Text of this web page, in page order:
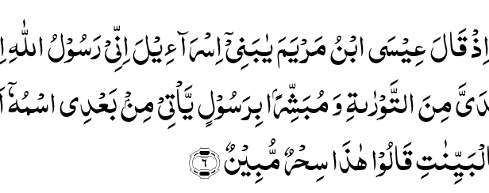
قَالَ عِیۡسَی ابۡنُ مَرۡیَمَ یٰبَنِیۡۤ اِسۡرَآءِیۡلَ اِنِّیۡ رَسُوۡلُ
مِنَ التَّوۡرٰىۃِ وَ مُبَشِّرًۢا بِرَسُوۡلٍ یَّاۡتِیۡ مِنۡۢ بَعۡدِی
قَالُوۡا ہٰذَا سِحۡرٌ مُّبِیۡنٌ ﴿۶﴾